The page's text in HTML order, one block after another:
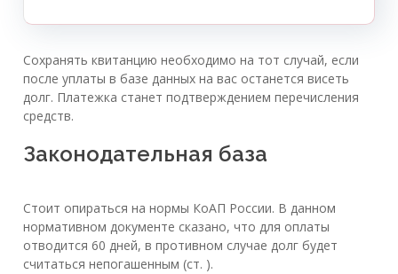
Сохранять квитанцию необходимо на тот случай, если
после уплаты в базе данных на вас останется висеть
долг. Платежка станет подтверждением перечисления
средств.
Законодательная база
Стоит опираться на нормы КоАП России. В данном
нормативном документе сказано, что для оплаты
отводится 60 дней, в противном случае долг будет
считаться непогашенным (ст. ).